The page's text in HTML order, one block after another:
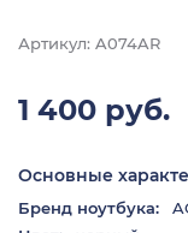
Артикул: A074AR
1 400 руб.
Основные
Бренд ноутбука: